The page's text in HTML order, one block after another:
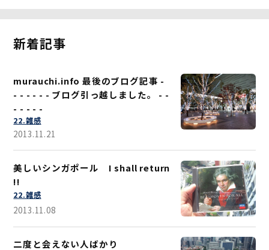
新着記事
murauchi.info 最後のブログ記事 -
- - - - - - ブログ引っ越しました。 - -
- - - - -
22.雑感
2013.11.21
美しいシンガポール I shall return
!!
22.雑感
2013.11.08
二度と会えない人ばかり